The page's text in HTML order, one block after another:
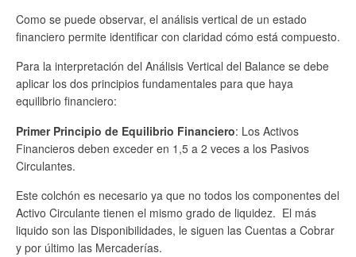
Como se puede observar, el análisis vertical de un estado
financiero permite identificar con claridad cómo está compuesto.
Para la interpretación del Análisis Vertical del Balance se debe
aplicar los dos principios fundamentales para que haya
equilibrio financiero:
Primer Principio de Equilibrio Financiero: Los Activos
Financieros deben exceder en 1,5 a 2 veces a los Pasivos
Circulantes.
Este colchón es necesario ya que no todos los componentes del
Activo Circulante tienen el mismo grado de liquidez. El más
liquido son las Disponibilidades, le siguen las Cuentas a Cobrar
y por último las Mercaderías.